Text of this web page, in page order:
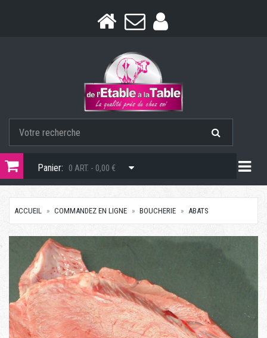
Panier: 0 ART. - 0,00 €
ACCUEIL COMMANDEZ EN LIGNE BOUCHERIE ABATS